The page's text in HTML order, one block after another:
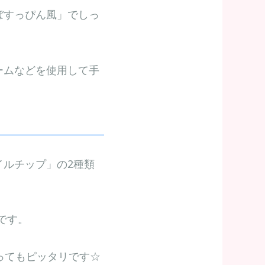
っぴん風」でしっ
などを使用して手
チップ」の2種類
。
てもピッタリです☆